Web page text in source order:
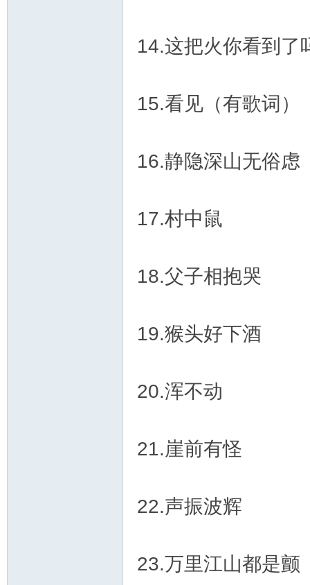
14.这把火你看到了
15.看见（有歌词）
16.静隐深山无俗虑
17.村中鼠
18.父子相抱哭
19.猴头好下酒
20.浑不动
21.崖前有怪
22.声振波辉
23.万里江山都是颤